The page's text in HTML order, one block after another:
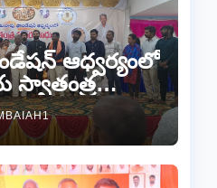
ఆధ్వర్యంలో